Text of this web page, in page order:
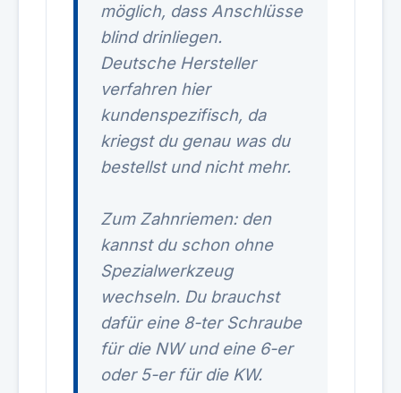
möglich, dass Anschlüsse
blind drinliegen.
Deutsche Hersteller
verfahren hier
kundenspezifisch, da
kriegst du genau was du
bestellst und nicht mehr.
Zum Zahnriemen: den
kannst du schon ohne
Spezialwerkzeug
wechseln. Du brauchst
dafür eine 8-ter Schraube
für die NW und eine 6-er
oder 5-er für die KW.